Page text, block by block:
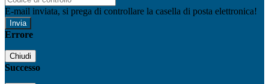
E-mail inviata, si prega di controllare la casella di posta elettronica!
Errore
Chiudi
Successo